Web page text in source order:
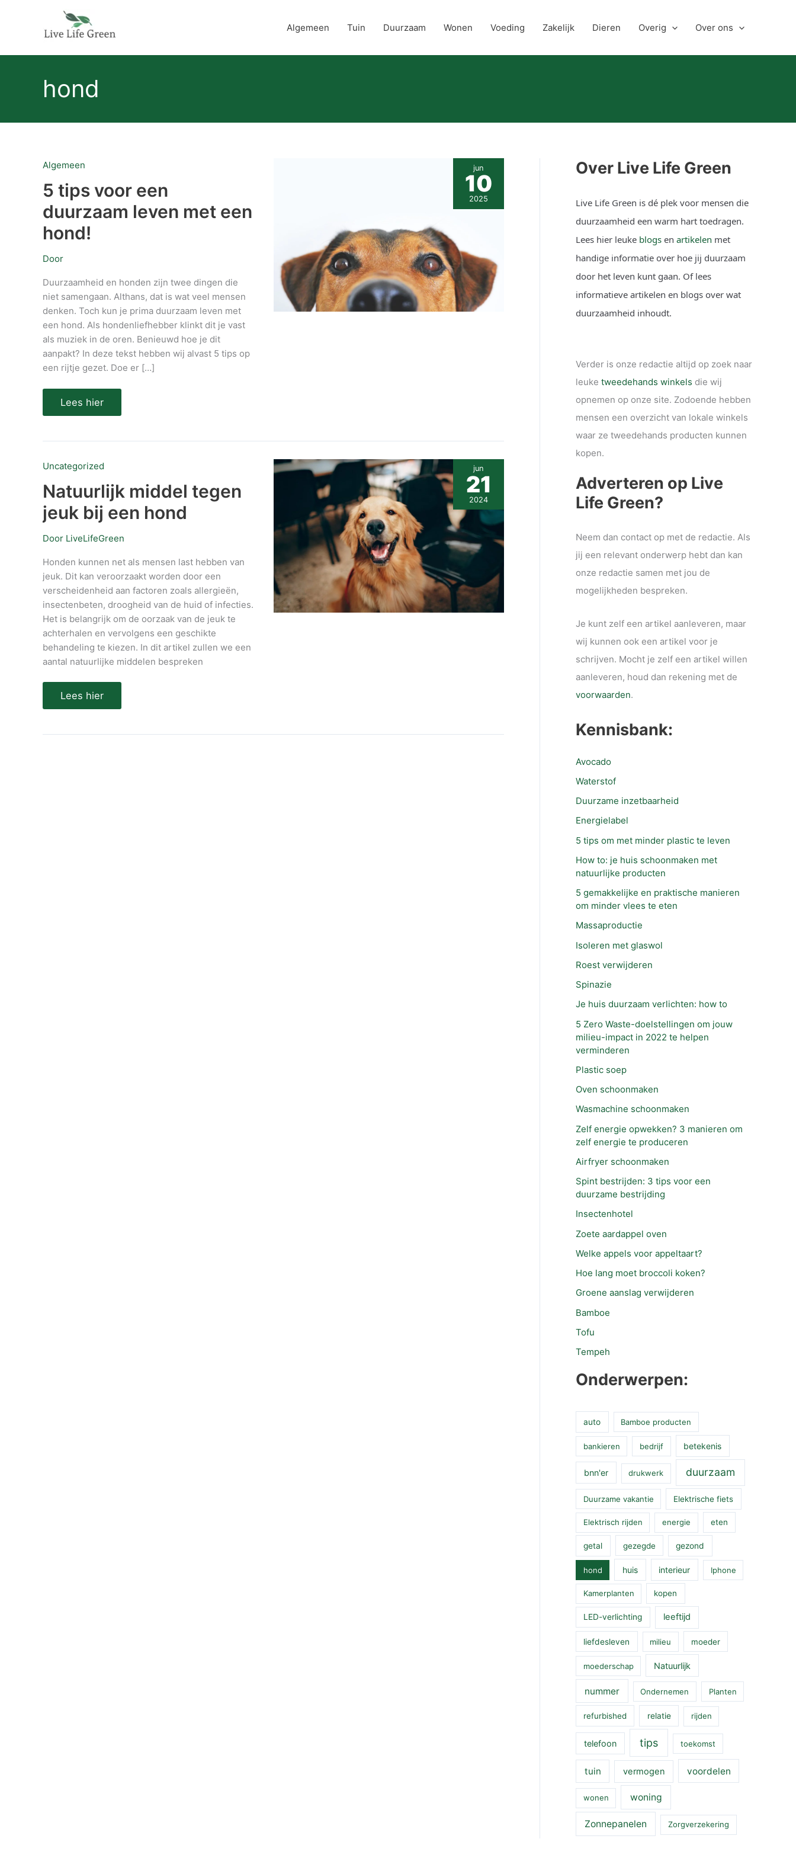
Algemeen Tuin Duurzaam Wonen Voeding Zakelijk Dieren Overig Over ons
hond
Algemeen
5 tips voor een
duurzaam leven met een
hond!
Door
Duurzaamheid en honden zijn twee dingen die
niet samengaan. Althans, dat is wat veel mensen
denken. Toch kun je prima duurzaam leven met
een hond. Als hondenliefhebber klinkt dit je vast
als muziek in de oren. Benieuwd hoe je dit
aanpakt? In deze tekst hebben wij alvast 5 tips op
een rijtje gezet. Doe er […]
5
tips
voor
een
duurzaam
leven
met
een
hond!
Lees hier
jun
10
2025
Uncategorized
Natuurlijk middel tegen
jeuk bij een hond
Door LiveLifeGreen
Honden kunnen net als mensen last hebben van
jeuk. Dit kan veroorzaakt worden door een
verscheidenheid aan factoren zoals allergieën,
insectenbeten, droogheid van de huid of infecties.
Het is belangrijk om de oorzaak van de jeuk te
achterhalen en vervolgens een geschikte
behandeling te kiezen. In dit artikel zullen we een
aantal natuurlijke middelen bespreken
Natuurlijk
middel
jeuk
bij
een
hond
Lees hier
jun
21
2024
Over Live Life Green
Live Life Green is dé plek voor mensen die
duurzaamheid een warm hart toedragen.
Lees hier leuke blogs en artikelen met
handige informatie over hoe jij duurzaam
door het leven kunt gaan. Of lees
informatieve artikelen en blogs over wat
duurzaamheid inhoudt.
Verder is onze redactie altijd op zoek naar
leuke tweedehands winkels die wij
opnemen op onze site. Zodoende hebben
mensen een overzicht van lokale winkels
waar ze tweedehands producten kunnen
kopen.
Adverteren op Live
Life Green?
Neem dan contact op met de redactie. Als
jij een relevant onderwerp hebt dan kan
onze redactie samen met jou de
mogelijkheden bespreken.
Je kunt zelf een artikel aanleveren, maar
wij kunnen ook een artikel voor je
schrijven. Mocht je zelf een artikel willen
aanleveren, houd dan rekening met de
voorwaarden.
Kennisbank:
Avocado
Waterstof
Duurzame inzetbaarheid
Energielabel
5 tips om met minder plastic te leven
How to: je huis schoonmaken met
natuurlijke producten
5 gemakkelijke en praktische manieren
om minder vlees te eten
Massaproductie
Isoleren met glaswol
Roest verwijderen
Spinazie
Je huis duurzaam verlichten: how to
5 Zero Waste-doelstellingen om jouw
milieu-impact in 2022 te helpen
verminderen
Plastic soep
Oven schoonmaken
Wasmachine schoonmaken
Zelf energie opwekken? 3 manieren om
zelf energie te produceren
Airfryer schoonmaken
Spint bestrijden: 3 tips voor een
duurzame bestrijding
Insectenhotel
Zoete aardappel oven
Welke appels voor appeltaart?
Hoe lang moet broccoli koken?
Groene aanslag verwijderen
Bamboe
Tofu
Tempeh
Onderwerpen:
auto Bamboe producten
bankieren bedrijf betekenis
bnn'er drukwerk duurzaam
Duurzame vakantie Elektrische fiets
Elektrisch rijden energie eten
getal gezegde gezond
hond huis interieur Iphone
Kamerplanten kopen
LED-verlichting leeftijd
liefdesleven milieu moeder
moederschap Natuurlijk
nummer Ondernemen Planten
refurbished relatie rijden
telefoon tips toekomst
tuin vermogen voordelen
wonen woning
Zonnepanelen Zorgverzekering